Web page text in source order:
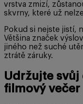
vrstva zmizí,
skvrny, které už
Pokud si nejste jistí,
Většina značek
jiného než suché
ztrátě záruky.
Udržujte svůj
filmový večer